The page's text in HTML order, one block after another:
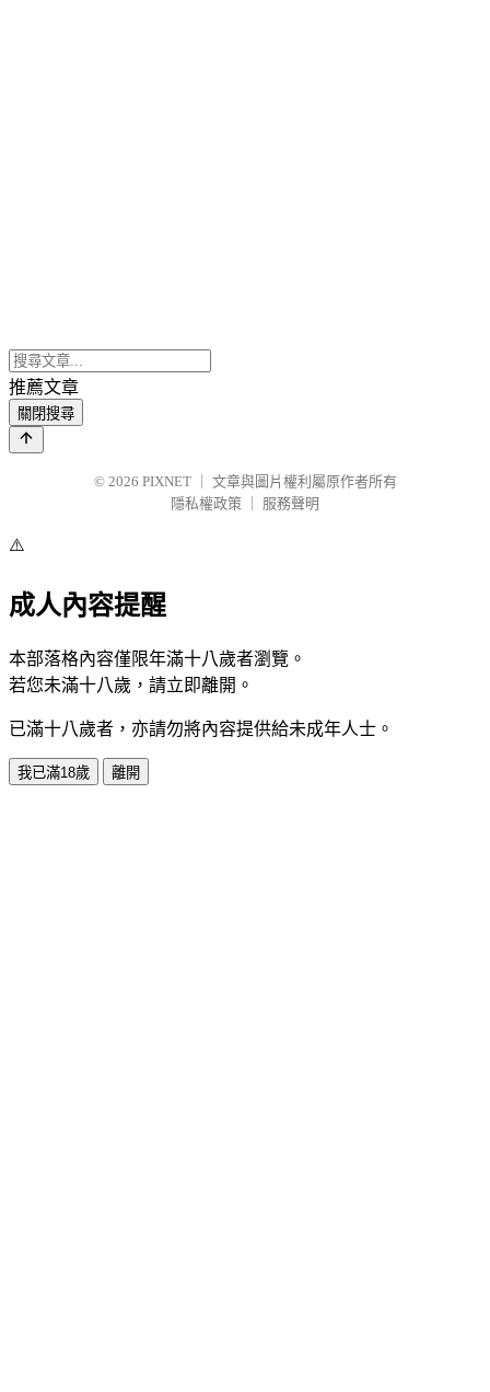
推薦文章
關閉搜尋
© 2026 PIXNET
文章與圖片權利屬原作者所有
隱私權政策
服務聲明
⚠️
成人內容提醒
本部落格內容僅限年滿十八歲者瀏覽。
若您未滿十八歲，請立即離開。
已滿十八歲者，亦請勿將內容提供給未成年人士。
我已滿18歲 離開